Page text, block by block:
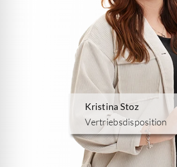
Kristina Stoz
Vertriebsdisposition